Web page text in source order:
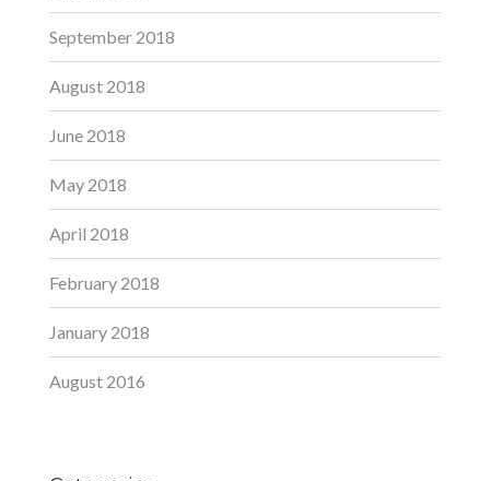
September 2018
August 2018
June 2018
May 2018
April 2018
February 2018
January 2018
August 2016